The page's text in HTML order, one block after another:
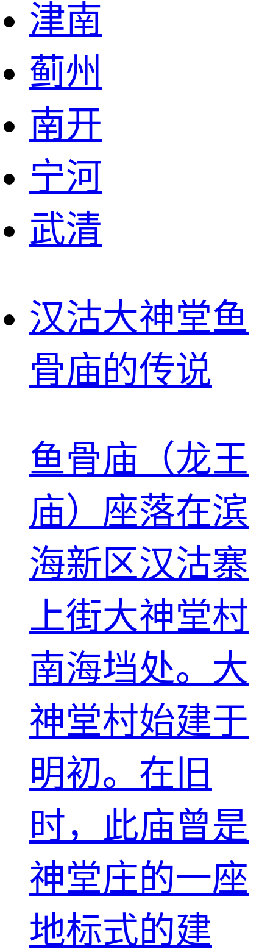
津南
蓟州
南开
宁河
武清
汉沽大神堂鱼
骨庙的传说
鱼骨庙（龙王
庙）座落在滨
海新区汉沽寨
上街大神堂村
南海垱处。大
神堂村始建于
明初。在旧
时，此庙曾是
神堂庄的一座
地标式的建